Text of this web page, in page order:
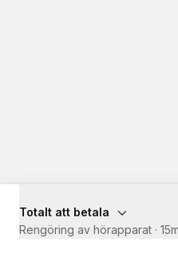
Totalt att betala
Rengöring av hörapparat · 15m